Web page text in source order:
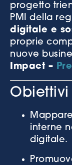
progetto
PMI della
digitale e
proprie
nuove
Impact –
interne
digitale.